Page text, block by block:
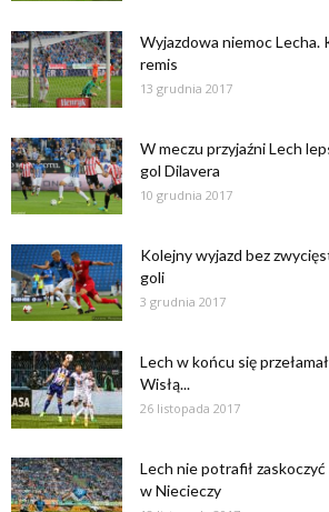
Wyjazdowa niemoc Lecha.
remis
13 grudnia 2017
W meczu przyjaźni Lech
gol Dilavera
10 grudnia 2017
Kolejny wyjazd bez
goli
3 grudnia 2017
Lech w końcu się
Wisłą...
26 listopada 2017
Lech nie potrafił
w Niecieczy